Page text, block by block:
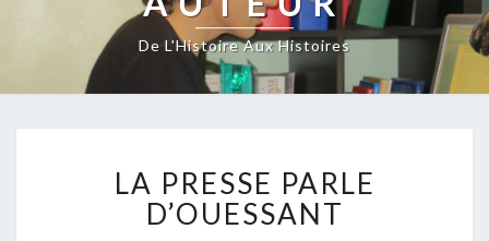
De L'Histoire Aux Histoires
PRESSE
PARLE
D’OUESSANT
LA PRESSE PARLE
D’OUESSANT